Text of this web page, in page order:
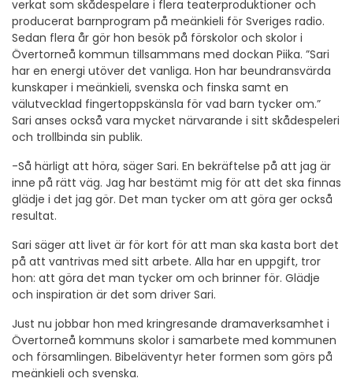
verkat som skådespelare i flera teaterproduktioner och
producerat barnprogram på meänkieli för Sveriges radio.
Sedan flera år gör hon besök på förskolor och skolor i
Övertorneå kommun tillsammans med dockan Piika. ”Sari
har en energi utöver det vanliga. Hon har beundransvärda
kunskaper i meänkieli, svenska och finska samt en
välutvecklad fingertoppskänsla för vad barn tycker om.”
Sari anses också vara mycket närvarande i sitt skådespeleri
och trollbinda sin publik.
-Så härligt att höra, säger Sari. En bekräftelse på att jag är
inne på rätt väg. Jag har bestämt mig för att det ska finnas
glädje i det jag gör. Det man tycker om att göra ger också
resultat.
Sari säger att livet är för kort för att man ska kasta bort det
på att vantrivas med sitt arbete. Alla har en uppgift, tror
hon: att göra det man tycker om och brinner för. Glädje
och inspiration är det som driver Sari.
Just nu jobbar hon med kringresande dramaverksamhet i
Övertorneå kommuns skolor i samarbete med kommunen
och församlingen. Bibeläventyr heter formen som görs på
meänkieli och svenska.